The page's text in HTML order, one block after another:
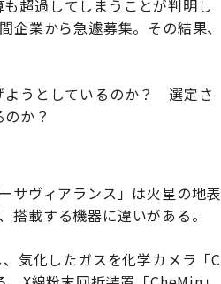
超過してしまうことが判明し
業から急遽募集。その結果、
ようとしているのか？ 選定さ
か？
サヴィアランス」は火星の地表
載する機器に違いがある。
気化したガスを化学カメラ「C